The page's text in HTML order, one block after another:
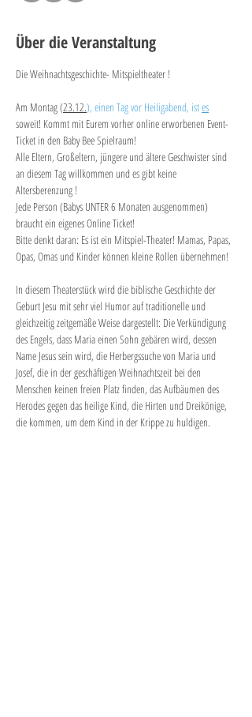
Über die Veranstaltung
Die Weihnachtsgeschichte- Mitspieltheater !
Am Montag (23.12.), einen Tag vor Heiligabend, ist es
soweit! Kommt mit Eurem vorher online erworbenen Event-
Ticket in den Baby Bee Spielraum!
Alle Eltern, Großeltern, jüngere und ältere Geschwister sind
an diesem Tag willkommen und es gibt keine
Altersberenzung !
Jede Person (Babys UNTER 6 Monaten ausgenommen)
braucht ein eigenes Online Ticket!
Bitte denkt daran: Es ist ein Mitspiel-Theater! Mamas, Papas,
Opas, Omas und Kinder können kleine Rollen übernehmen!
In diesem Theaterstück wird die biblische Geschichte der
Geburt Jesu mit sehr viel Humor auf traditionelle und
gleichzeitig zeitgemäße Weise dargestellt: Die Verkündigung
des Engels, dass Maria einen Sohn gebären wird, dessen
Name Jesus sein wird, die Herbergssuche von Maria und
Josef, die in der geschäftigen Weihnachtszeit bei den
Menschen keinen freien Platz finden, das Aufbäumen des
Herodes gegen das heilige Kind, die Hirten und Dreikönige,
die kommen, um dem Kind in der Krippe zu huldigen.